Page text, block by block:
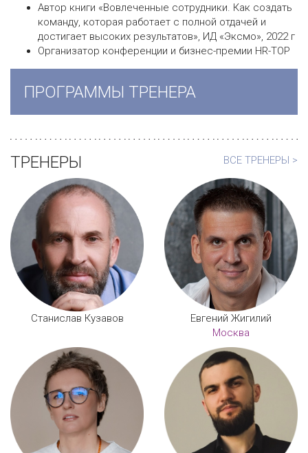
Автор книги «Вовлеченные сотрудники. Как создать
команду, которая работает с полной отдачей и
достигает высоких результатов», ИД «Эксмо», 2022 г
Организатор конференции и бизнес-премии HR-TOP
ПРОГРАММЫ ТРЕНЕРА
ВСЕ ТРЕНЕРЫ >
ТРЕНЕРЫ
Станислав Кузавов
Евгений Жигилий
Москва